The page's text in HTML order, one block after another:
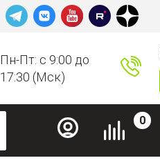
Пн-Пт: с 9:00 до
17:30 (Мск)
0